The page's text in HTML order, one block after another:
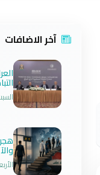
آخر الاضافات
السبت 01
الأربعاء